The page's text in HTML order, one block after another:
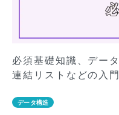
必須基礎知識、デー
連結リストなどの入
データ構造